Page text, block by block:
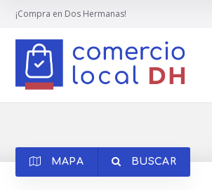
¡Compra en Dos Hermanas!
MAPA BUSCAR